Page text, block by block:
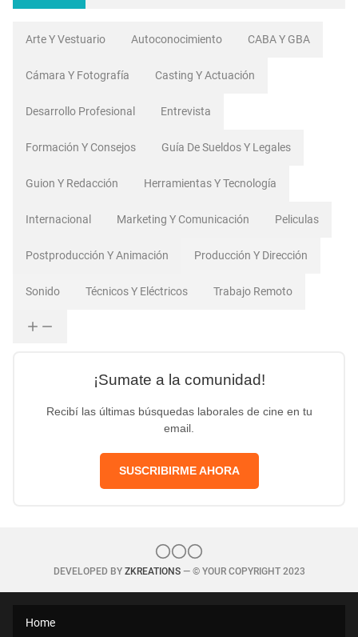
Arte Y Vestuario Autoconocimiento CABA Y GBA
Cámara Y Fotografía Casting Y Actuación
Desarrollo Profesional Entrevista
Formación Y Consejos Guía De Sueldos Y Legales
Guion Y Redacción Herramientas Y Tecnología
Internacional Marketing Y Comunicación Peliculas
Postproducción Y Animación Producción Y Dirección
Sonido Técnicos Y Eléctricos Trabajo Remoto
¡Sumate a la comunidad!
Recibí las últimas búsquedas laborales de cine en tu
email.
SUSCRIBIRME AHORA
DEVELOPED BY ZKREATIONS— © YOUR COPYRIGHT 2023
Home